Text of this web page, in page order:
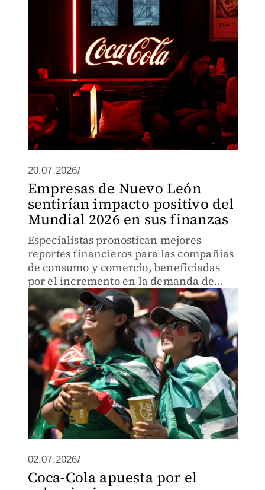
20.07.2026/
Empresas de Nuevo León
sentirían impacto positivo del
Mundial 2026 en sus finanzas
Especialistas pronostican mejores
reportes financieros para las compañías
de consumo y comercio, beneficiadas
por el incremento en la demanda de
alimentos, bebidas, hospedaje y
servicios.
02.07.2026/
Coca-Cola apuesta por el